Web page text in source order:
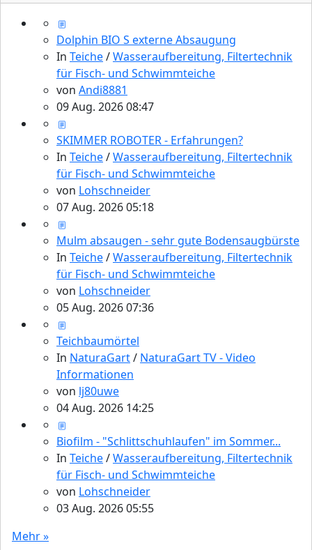
Dolphin BIO S externe Absaugung
In Teiche/Wasseraufbereitung, Filtertechnik
für Fisch- und Schwimmteiche
von Andi8881
09 Aug. 2026 08:47
SKIMMER ROBOTER - Erfahrungen?
In Teiche/Wasseraufbereitung, Filtertechnik
für Fisch- und Schwimmteiche
von Lohschneider
07 Aug. 2026 05:18
Mulm absaugen - sehr gute Bodensaugbürste
In Teiche/Wasseraufbereitung, Filtertechnik
für Fisch- und Schwimmteiche
von Lohschneider
05 Aug. 2026 07:36
Teichbaumörtel
In NaturaGart/ NaturaGart TV - Video
Informationen
von lj80uwe
04 Aug. 2026 14:25
Biofilm - "Schlittschuhlaufen" im Sommer...
In Teiche/Wasseraufbereitung, Filtertechnik
für Fisch- und Schwimmteiche
von Lohschneider
03 Aug. 2026 05:55
Mehr »